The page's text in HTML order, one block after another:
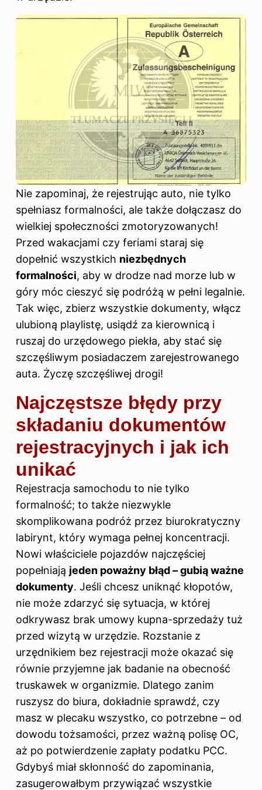
Nie zapominaj, że rejestrując auto, nie tylko
spełniasz formalności, ale także dołączasz do
wielkiej społeczności zmotoryzowanych!
Przed wakacjami czy feriami staraj się
dopełnić wszystkich niezbędnych
formalności, aby w drodze nad morze lub w
góry móc cieszyć się podróżą w pełni legalnie.
Tak więc, zbierz wszystkie dokumenty, włącz
ulubioną playlistę, usiądź za kierownicą i
ruszaj do urzędowego piekła, aby stać się
szczęśliwym posiadaczem zarejestrowanego
auta. Życzę szczęśliwej drogi!
Najczęstsze błędy przy
składaniu dokumentów
rejestracyjnych i jak ich
unikać
Rejestracja samochodu to nie tylko
formalność; to także niezwykle
skomplikowana podróż przez biurokratyczny
labirynt, który wymaga pełnej koncentracji.
Nowi właściciele pojazdów najczęściej
popełniają jeden poważny błąd – gubią ważne
dokumenty. Jeśli chcesz uniknąć kłopotów,
nie może zdarzyć się sytuacja, w której
odkrywasz brak umowy kupna-sprzedaży tuż
przed wizytą w urzędzie. Rozstanie z
urzędnikiem bez rejestracji może okazać się
równie przyjemne jak badanie na obecność
truskawek w organizmie. Dlatego zanim
ruszysz do biura, dokładnie sprawdź, czy
masz w plecaku wszystko, co potrzebne – od
dowodu tożsamości, przez ważną polisę OC,
aż po potwierdzenie zapłaty podatku PCC.
Gdybyś miał skłonność do zapominania,
zasugerowałbym przywiązać wszystkie